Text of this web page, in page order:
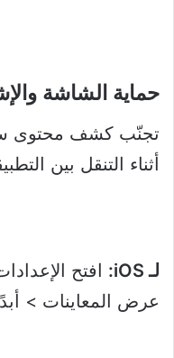
حماية الشاشة
تجنّب كشف محتوى
أثناء التنقل بين
لـ iOS:
عرض المعاينات >